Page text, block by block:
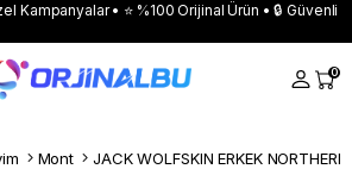
Kampanyalar • ⭐ %100 Orijinal Ürün • 🔒 Güvenli
0
Mont